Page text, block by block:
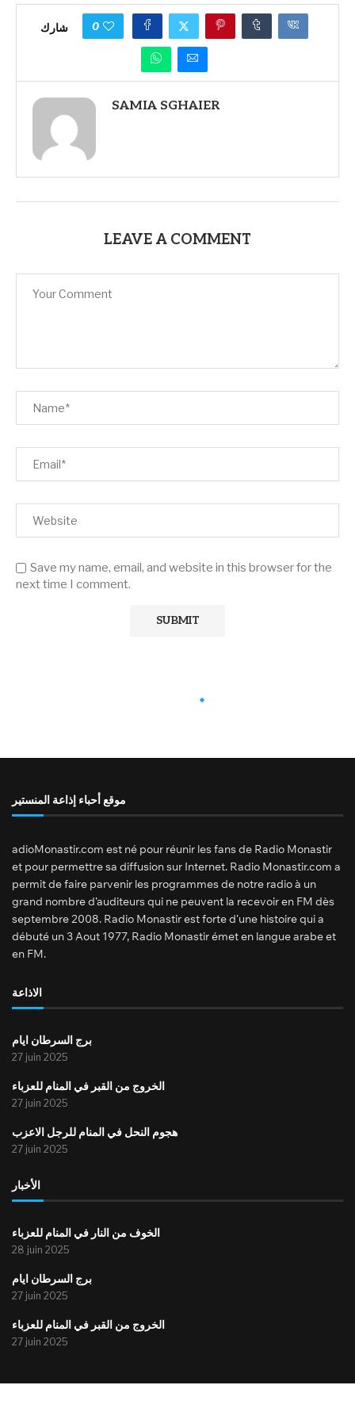
شارك 0
SAMIA SGHAIER
LEAVE A COMMENT
Save my name, email, and website in this browser for the
next time I comment.
موقع أحباء إذاعة المنستير
adioMonastir.com est né pour réunir les fans de Radio Monastir
et pour permettre sa diffusion sur Internet. Radio Monastir.com a
permit de faire parvenir les programmes de notre radio à un
grand nombre d’auditeurs qui ne peuvent la recevoir en FM dès
septembre 2008. Radio Monastir est forte d’une histoire qui a
débuté un 3 Aout 1977, Radio Monastir émet en langue arabe et
en FM.
الاذاعة
برج السرطان ايام
27 juin 2025
الخروج من القبر في المنام للعزباء
27 juin 2025
هجوم النحل في المنام للرجل الاعزب
27 juin 2025
الأخبار
الخوف من النار في المنام للعزباء
28 juin 2025
برج السرطان ايام
27 juin 2025
الخروج من القبر في المنام للعزباء
27 juin 2025